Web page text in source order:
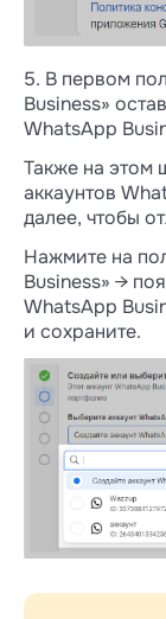
5. В первом
Business»
WhatsApp
Также на этом
аккаунтов
далее, чтобы
Нажмите на
Business» →
WhatsApp
и сохраните.